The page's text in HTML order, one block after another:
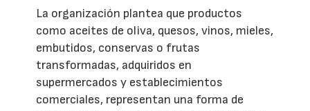
La organización plantea que productos
como aceites de oliva, quesos, vinos, mieles,
embutidos, conservas o frutas
transformadas, adquiridos en
supermercados y establecimientos
comerciales, representan una forma de